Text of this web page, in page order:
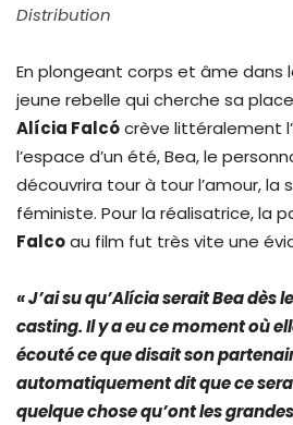
Distribution
En plongeant corps et âme
jeune rebelle qui cherche sa
Alícia Falcócrève littéralement
l’espace d’un été, Bea, le
découvrira tour à tour l’amour, la
féministe. Pour la réalisatrice, la
Falcoau film fut très vite une
« J’ai su qu’Alícia serait Bea dès
casting. Il y a eu ce moment où
écouté ce que disait son
automatiquement dit que ce
quelque chose qu’ont les